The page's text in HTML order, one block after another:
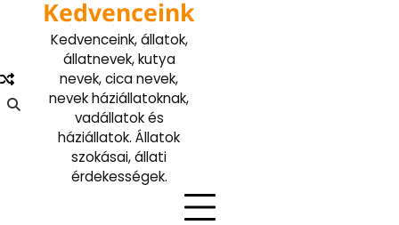
Kedvenceink
Kedvenceink, állatok,
állatnevek, kutya
nevek, cica nevek,
nevek háziállatoknak,
vadállatok és
háziállatok. Állatok
szokásai, állati
érdekességek.